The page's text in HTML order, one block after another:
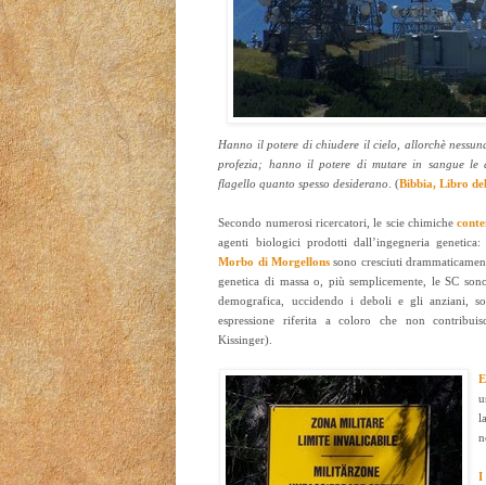
Hanno il potere di chiudere il cielo, allorchè
profezia; hanno il potere di mutare in sangue le
flagello quanto spesso desiderano . (Bibbia, Libro
Secondo numerosi ricercatori, le scie chimiche
agenti biologici prodotti dall’ingegneria
Morbo di Morgellons sono cresciuti
genetica di massa o, più semplicemente, le SC
demografica, uccidendo i deboli e gli anziani,
espressione riferita a coloro che non
Kissinger).
I